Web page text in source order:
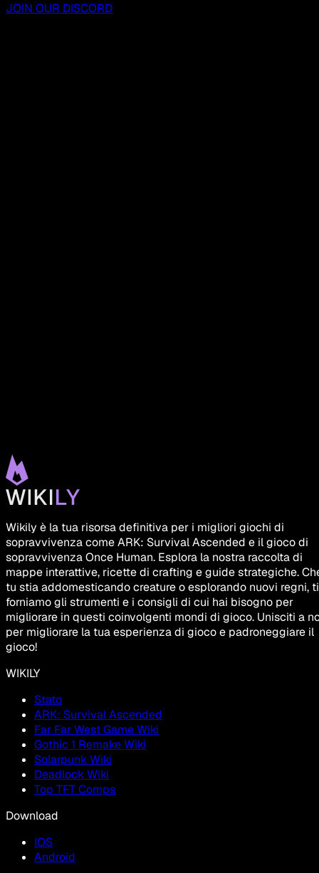
JOIN OUR DISCORD
Wikily è la tua risorsa definitiva per i migliori giochi di
sopravvivenza come ARK: Survival Ascended e il gioco di
sopravvivenza Once Human. Esplora la nostra raccolta di
mappe interattive, ricette di crafting e guide strategiche.
tu stia addomesticando creature o esplorando nuovi regni, ti
forniamo gli strumenti e i consigli di cui hai bisogno per
migliorare in questi coinvolgenti mondi di gioco. Unisciti a
per migliorare la tua esperienza di gioco e padroneggiare il
gioco!
WIKILY
Stato
ARK: Survival Ascended
Far Far West Game Wiki
Gothic 1 Remake Wiki
Solarpunk Wiki
Deadlock Wiki
Top TFT Comps
Download
IOS
Android